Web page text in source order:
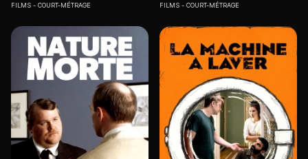
FILMS COURT-MÉTRAGE FILMS COURT-MÉTRAGE